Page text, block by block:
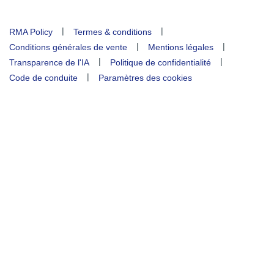
RMA Policy | Termes & conditions
|
Conditions générales de vente
| Mentions légales
|
Transparence de l'IA
| Politique de confidentialité
|
Code de conduite
| Paramètres des cookies